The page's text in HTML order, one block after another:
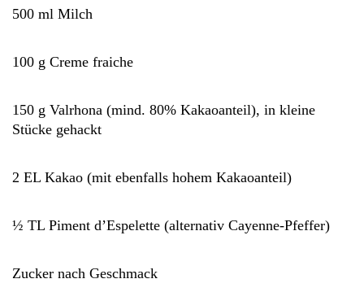
500 ml Milch
100 g Creme fraiche
150 g Valrhona (mind. 80% Kakaoanteil), in kleine
Stücke gehackt
2 EL Kakao (mit ebenfalls hohem Kakaoanteil)
½ TL Piment d’Espelette (alternativ Cayenne-Pfeffer)
Zucker nach Geschmack